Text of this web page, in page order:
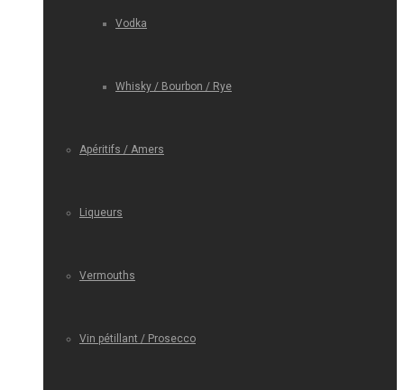
Vodka
Whisky / Bourbon / Rye
Apéritifs / Amers
Liqueurs
Vermouths
Vin pétillant / Prosecco